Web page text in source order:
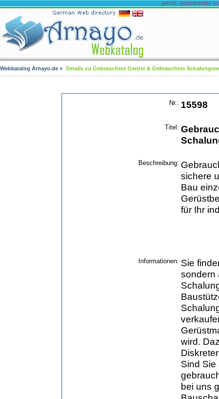
gerüst, gerüsthandel,
Webkatalog Arnayo.de » Details zu Gebrauchtes Gerüst & Gebrauchtes
Nr.: 15598
Titel:
Beschreibung:
sichere
Bau
für Ihr
Informationen: Sie
sondern
wird.
Sind Sie
bei uns